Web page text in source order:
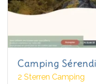
Camping
2 Sterren Camping